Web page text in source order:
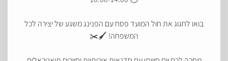
בואו לחגוג את חול המועד פסח עם הפנינג משגע של יצירה לכל
המשפחה! 🖌️✂️